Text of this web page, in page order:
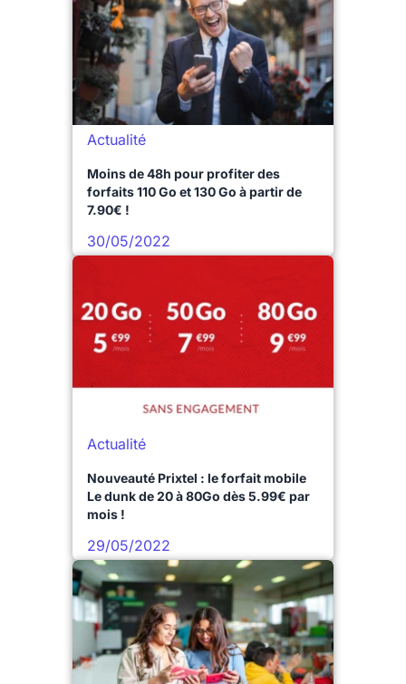
Actualité
Moins de 48h pour profiter des
forfaits 110 Go et 130 Go à partir de
7.90€ !
30/05/2022
Actualité
Nouveauté Prixtel : le forfait mobile
Le dunk de 20 à 80Go dès 5.99€ par
mois !
29/05/2022